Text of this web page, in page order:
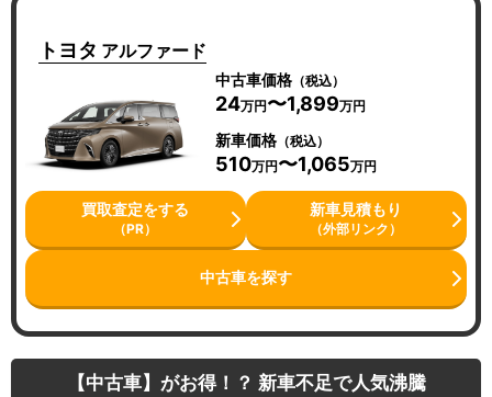
トヨタ アルファード
中古車価格（税込）
24万円〜1,899万円
新車価格（税込）
510万円〜1,065万円
買取査定をする
（PR）
新車見積もり
（外部リンク）
中古車を探す
【中古車】がお得！？ 新車不足で人気沸騰